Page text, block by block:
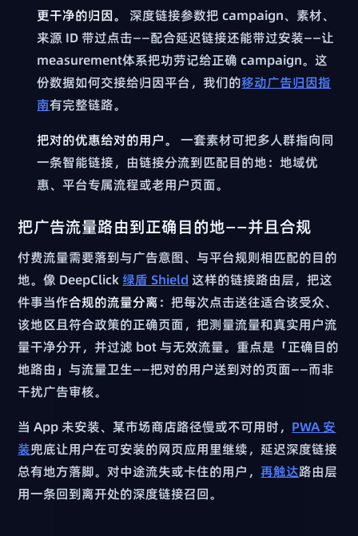
更干净的归因。
深度链接参数把 campaign、素材、
来源 ID 带过点击——配合延迟链接还能带过安装——让
measurement体系把功劳记给正确 campaign。这
份数据如何交接给归因平台，我们的移动广告归因指
南有完整链路。
把对的优惠给对的用户。
一套素材可把多人群指向同
一条智能链接，由链接分流到匹配目的地：地域优
惠、平台专属流程或老用户页面。
把广告流量路由到正确目的地——并且合规
付费流量需要落到与广告意图、与平台规则相匹配的目的
地。像 DeepClick 绿盾 Shield 这样的链接路由层，把这
件事当作合规的流量分离：把每次点击送往适合该受众、
该地区且符合政策的正确页面，把测量流量和真实用户流
量干净分开，并过滤 bot 与无效流量。重点是「正确目的
地路由」与流量卫生——把对的用户送到对的页面——而非
干扰广告审核。
当 App 未安装、某市场商店路径慢或不可用时， PWA 安
装兜底让用户在可安装的网页应用里继续，延迟深度链接
总有地方落脚。对中途流失或卡住的用户，再触达路由层
用一条回到离开处的深度链接召回。